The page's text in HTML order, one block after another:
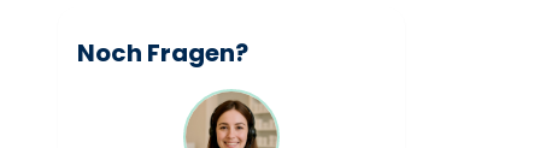
Noch Fragen?